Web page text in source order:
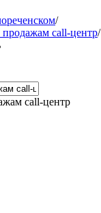
/
call-центр/
call-центр